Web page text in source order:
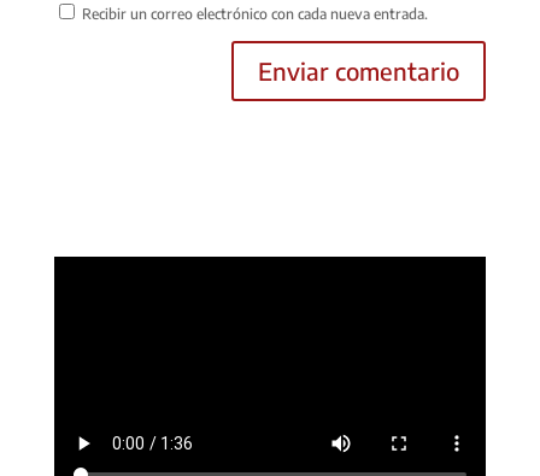
Recibir un correo electrónico con cada nueva entrada.